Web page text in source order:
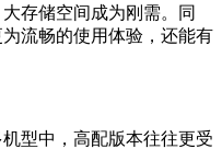
存储空间成为刚需。同
流畅的使用体验，还能有
型中，高配版本往往更受